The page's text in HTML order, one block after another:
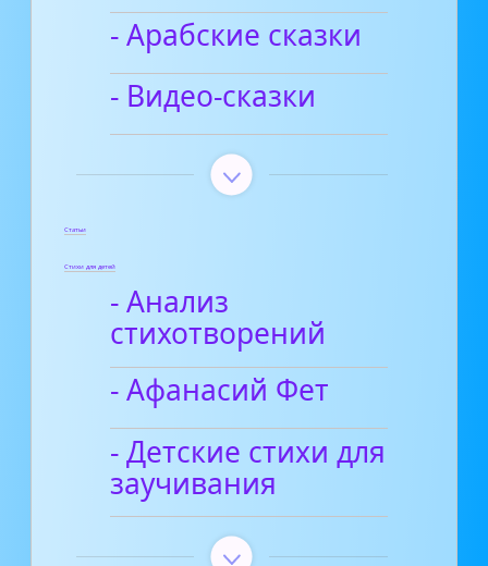
- Арабские сказки
- Видео-сказки
Статьи
Стихи для детей
- Анализ
стихотворений
- Афанасий Фет
- Детские стихи для
заучивания